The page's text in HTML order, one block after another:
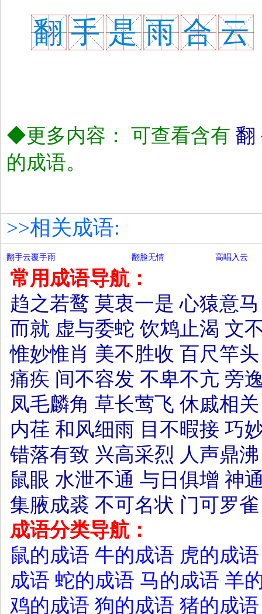
翻 手 是 雨 合 云
◆更多内容： 可查看含有 翻
的成语。
>>相关成语:
翻手云覆手雨 翻脸无情 高唱入云
常用成语导航：
趋之若鹜 莫衷一是 心猿意马
而就 虚与委蛇 饮鸩止渴 文
惟妙惟肖 美不胜收 百尺竿头
痛疾 间不容发 不卑不亢 旁
凤毛麟角 草长莺飞 休戚相关
内荏 和风细雨 目不暇接 巧
错落有致 兴高采烈 人声鼎沸
鼠眼 水泄不通 与日俱增 神
集腋成裘 不可名状 门可罗雀
成语分类导航：
鼠的成语 牛的成语 虎的成语
成语 蛇的成语 马的成语 羊
鸡的成语 狗的成语 猪的成语